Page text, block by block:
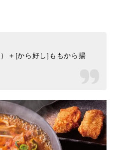
＋[から好し]ももから揚